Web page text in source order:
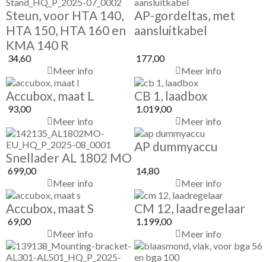
Steun, voor HTA 140,
HTA 150, HTA 160 en
KMA 140 R
34,60
Meer info
AP-gordeltas, met
aansluitkabel
177,00
Meer info
Accubox, maat L
93,00
Meer info
CB 1, laadbox
1.019,00
Meer info
Snellader AL 1802 MO
699,00
Meer info
AP dummyaccu
14,80
Meer info
Accubox, maat S
69,00
Meer info
CM 12, laadregelaar
1.199,00
Meer info